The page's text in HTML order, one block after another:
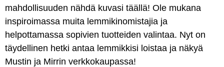
mahdollisuuden nähdä kuvasi täällä! Ole mukana
inspiroimassa muita lemmikinomistajia ja
helpottamassa sopivien tuotteiden valintaa. Nyt on
täydellinen hetki antaa lemmikkisi loistaa ja näkyä
Mustin ja Mirrin verkkokaupassa!